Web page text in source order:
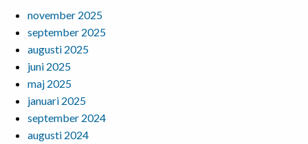
november 2025
september 2025
augusti 2025
juni 2025
maj 2025
januari 2025
september 2024
augusti 2024